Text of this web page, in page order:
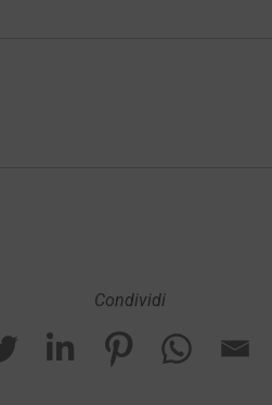
Condividi